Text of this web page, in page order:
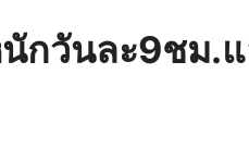
นักวันละ9ชม.